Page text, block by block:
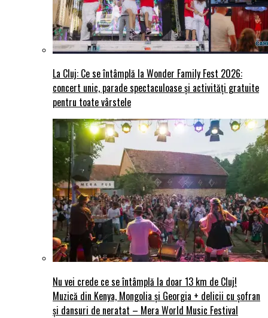
La Cluj: Ce se întâmplă la Wonder Family Fest 2026:
concert unic, parade spectaculoase și activități gratuite
pentru toate vârstele
Nu vei crede ce se întâmplă la doar 13 km de Cluj!
Muzică din Kenya, Mongolia și Georgia + delicii cu șofran
și dansuri de neratat – Mera World Music Festival